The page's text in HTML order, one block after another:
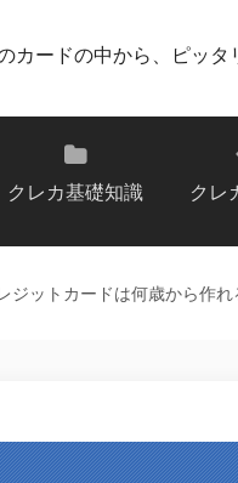
カードの中から、ピッタ
クレカ基礎知識 クレ
ジットカードは何歳から作れ